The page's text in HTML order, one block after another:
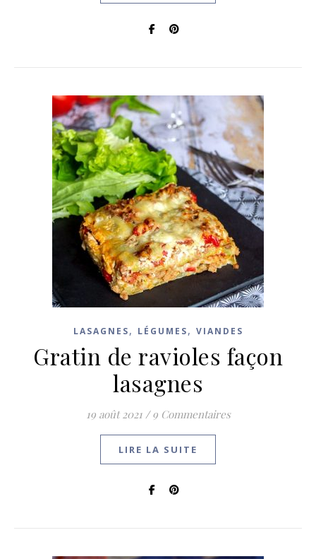
LASAGNES, LÉGUMES, VIANDES
Gratin de ravioles façon
lasagnes
19 août 2021 / 9 Commentaires
LIRE LA SUITE